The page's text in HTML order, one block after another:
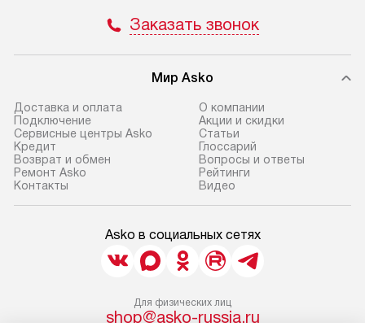
Заказать звонок
Мир Asko
Доставка и оплата
Подключение
Сервисные центры Asko
Кредит
Возврат и обмен
Ремонт Asko
Контакты
О компании
Акции и скидки
Статьи
Глоссарий
Вопросы и ответы
Рейтинги
Видео
Asko в социальных сетях
Для физических лиц
shop@asko-russia.ru